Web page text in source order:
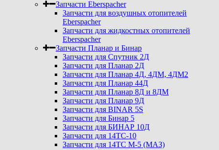
Запчасти Eberspacher
Запчасти для воздушных отопителей
Eberspacher
Запчасти для жидкостных отопителей
Eberspacher
Запчасти Планар и Бинар
Запчасти для Спутник 2Д
Запчасти для Планар 2Д
Запчасти для Планар 4Д, 4ДМ, 4ДМ2
Запчасти для Планар 44Д
Запчасти для Планар 8Д и 8ДМ
Запчасти для Планар 9Д
Запчасти для BINAR 5S
Запчасти для Бинар 5
Запчасти для БИНАР 10Д
Запчасти для 14ТС-10
Запчасти для 14ТС М-5 (МАЗ)